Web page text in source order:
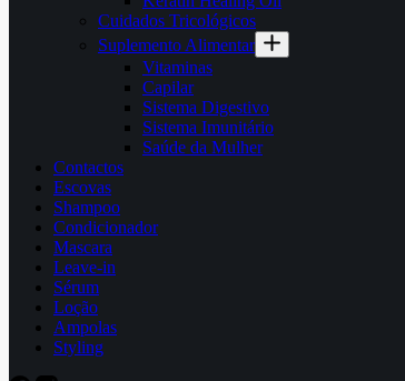
Cuidados Tricológicos
Suplemento Alimentar
Vitaminas
Capilar
Sistema Digestivo
Sistema Imunitário
Saúde da Mulher
Contactos
Escovas
Shampoo
Condicionador
Mascara
Leave-in
Sérum
Loção
Ampolas
Styling